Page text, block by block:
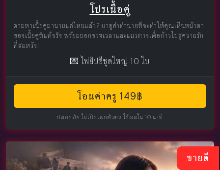
โปรเนื้อคู่
ตามหาเนื้อคู่มานานแค่ไหนแล้ว? มาดูคำทำนายที่จะทำให้คุณเห็นหน้าตา
ของเนื้อคู่ที่แท้จริง พร้อมบอกช่วงเวลาและแนวทางเพื่อก้าวไปสู่ความรัก
ที่สมหวัง!
💌 ไพ่ยิปซีชุดใหญ่ 10 ใบ
โอนค่าครู 149฿
ปลอดภัย ไม่เปิดเผยตัวตน ได้ผลใน 10 นาที
ขายดี